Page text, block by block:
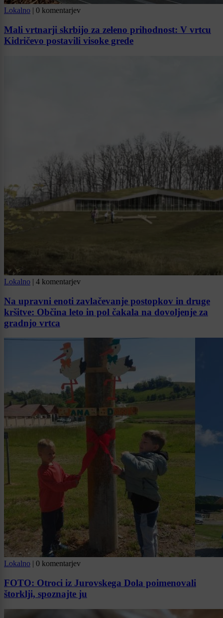
Lokalno | 0 komentarjev
Mali vrtnarji skrbijo za zeleno prihodnost: V vrtcu
Kidričevo postavili visoke grede
Lokalno | 4 komentarjev
Na upravni enoti zavlačevanje postopkov in druge
kršitve: Občina leto in pol čakala na dovoljenje za
gradnjo vrtca
Lokalno | 0 komentarjev
FOTO: Otroci iz Jurovskega Dola poimenovali
štorklji, spoznajte ju